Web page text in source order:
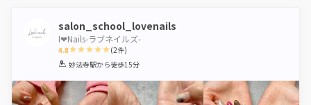
salon_school_lovenails
I❤︎Nails-ラブネイルズ-
4.8
1 2 3 4 5
(2件)
妙法寺駅から徒歩15分